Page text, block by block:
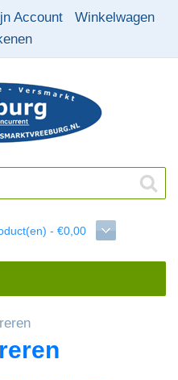
Account
Winkelwagen
- €0,00